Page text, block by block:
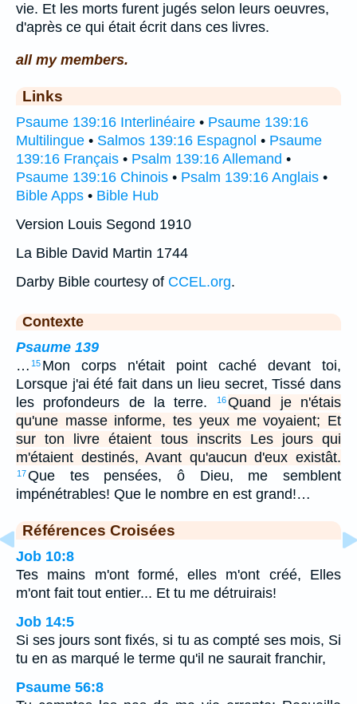
vie. Et les morts furent jugés selon leurs oeuvres,
d'après ce qui était écrit dans ces livres.
all my members.
Links
Psaume 139:16 Interlinéaire • Psaume 139:16
Multilingue • Salmos 139:16 Espagnol • Psaume
139:16 Français • Psalm 139:16 Allemand •
Psaume 139:16 Chinois • Psalm 139:16 Anglais •
Bible Apps • Bible Hub
Version Louis Segond 1910
La Bible David Martin 1744
Darby Bible courtesy of CCEL.org.
Contexte
Psaume 139
… 15 Mon corps n'était point caché devant toi,
Lorsque j'ai été fait dans un lieu secret, Tissé dans
les profondeurs de la terre.
16 Quand je n'étais
qu'une masse informe, tes yeux me voyaient; Et
sur ton livre étaient tous inscrits Les jours qui
m'étaient destinés, Avant qu'aucun d'eux existât.
17Que tes pensées, ô Dieu, me semblent
impénétrables! Que le nombre en est grand!…
Références Croisées
Job 10:8
Tes mains m'ont formé, elles m'ont créé, Elles
m'ont fait tout entier... Et tu me détruirais!
Job 14:5
Si ses jours sont fixés, si tu as compté ses mois, Si
tu en as marqué le terme qu'il ne saurait franchir,
Psaume 56:8